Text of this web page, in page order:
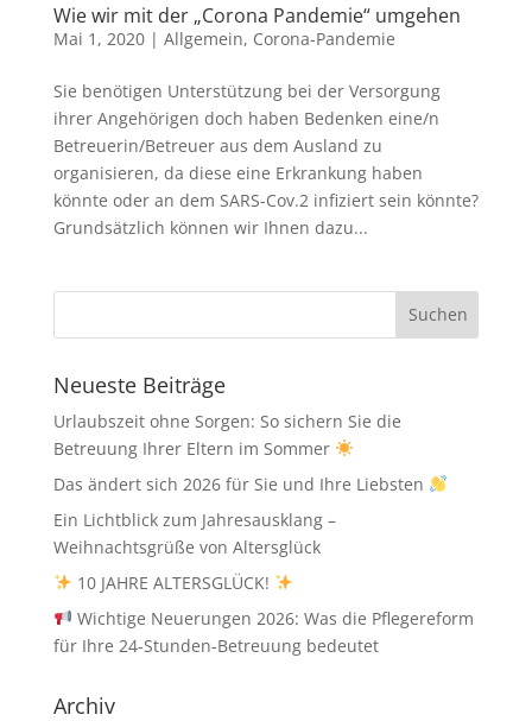
Wie wir mit der „Corona Pandemie“ umgehen
Mai 1, 2020| Allgemein, Corona-Pandemie
Sie benötigen Unterstützung bei der Versorgung
ihrer Angehörigen doch haben Bedenken eine/n
Betreuerin/Betreuer aus dem Ausland zu
organisieren, da diese eine Erkrankung haben
könnte oder an dem SARS-Cov.2 infiziert sein könnte?
Grundsätzlich können wir Ihnen dazu...
Neueste Beiträge
Urlaubszeit ohne Sorgen: So sichern Sie die
Betreuung Ihrer Eltern im Sommer
Das ändert sich 2026 für Sie und Ihre Liebsten
Ein Lichtblick zum Jahresausklang –
Weihnachtsgrüße von Altersglück
10 JAHRE ALTERSGLÜCK!
Wichtige Neuerungen 2026: Was die Pflegereform
für Ihre 24-Stunden-Betreuung bedeutet
Archiv